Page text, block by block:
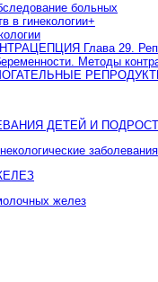
больных
в гинекологии+
Глава 29.
Методы
ДЕТЕЙ И
желез